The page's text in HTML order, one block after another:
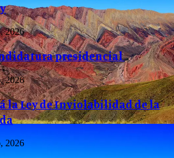
2026
presidencial
2026
la Ley de Inviolabilidad de la
2026